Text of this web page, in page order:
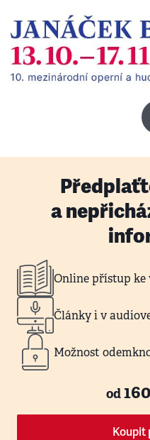
a
Online přístup ke
Články i v
Možnost
od160
Koupit